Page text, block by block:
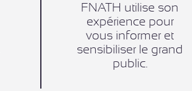
FNATH utilise son
expérience pour
vous informer et
sensibiliser le grand
public.